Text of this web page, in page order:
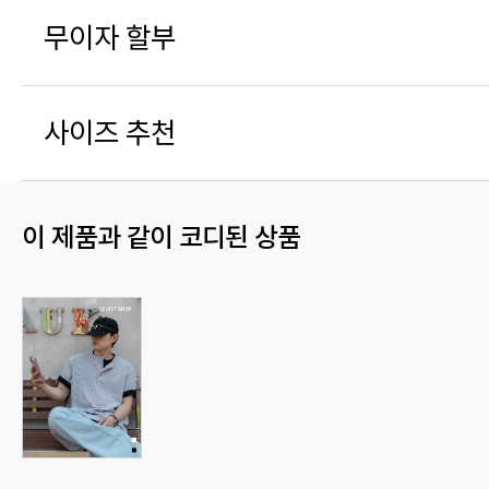
무이자 할부
사이즈 추천
이 제품과 같이 코디된 상품